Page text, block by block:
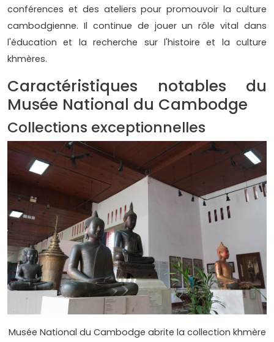
conférences et des ateliers pour promouvoir la culture
cambodgienne. Il continue de jouer un rôle vital dans
l'éducation et la recherche sur l'histoire et la culture
khmères.
Caractéristiques notables du
Musée National du Cambodge
Collections exceptionnelles
Musée National du Cambodge abrite la collection khmère